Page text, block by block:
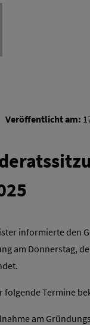
Veröffentlicht am:
informierte den
am Donnerstag,
folgende Termine
am